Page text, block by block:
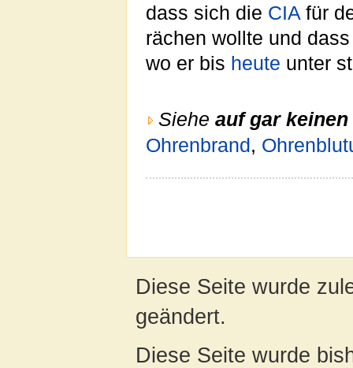
dass sich die CIA für
rächen wollte und
wo er bis heute unter
Siehe auf gar keinen
Ohrenbrand,
Diese Seite wurde
geändert.
Diese Seite wurde